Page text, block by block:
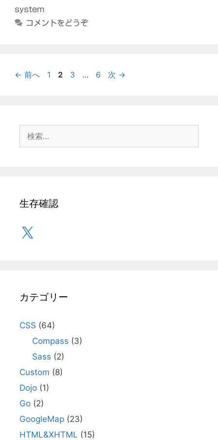
ー
グ
system
コメントをどうぞ
← 前へ
ペ
1
ペ
2
ペ
3 …
ペ
6 次 →
生存確認
X
カテゴリー
CSS (64)
Compass (3)
Sass (2)
Custom (8)
Dojo (1)
Go (2)
GoogleMap (23)
HTML&XHTML (15)